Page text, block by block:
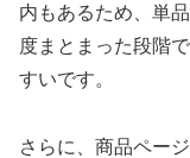
内もあるため、単
度まとまった段階
すいです。
さらに、商品ペー